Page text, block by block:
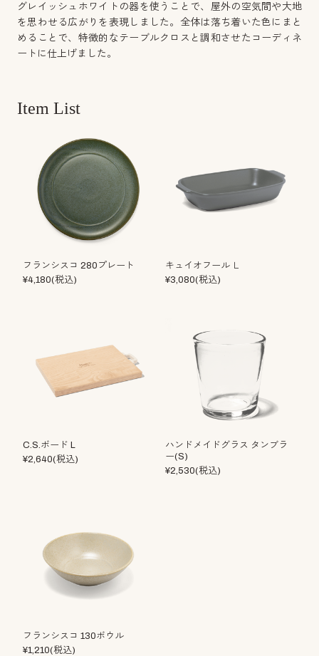
グレイッシュホワイトの器を使うことで、屋外の空気間や大地
を思わせる広がりを表現しました。全体は落ち着いた色にまと
めることで、特徴的なテーブルクロスと調和させたコーディネ
ートに仕上げました。
Item List
フランシスコ 280プレート
¥4,180(税込)
キュイオフール Ｌ
¥3,080(税込)
C.S.ボード L
¥2,640(税込)
ハンドメイドグラス タンブラ
ー(S)
¥2,530(税込)
フランシスコ 130ボウル
¥1,210(税込)